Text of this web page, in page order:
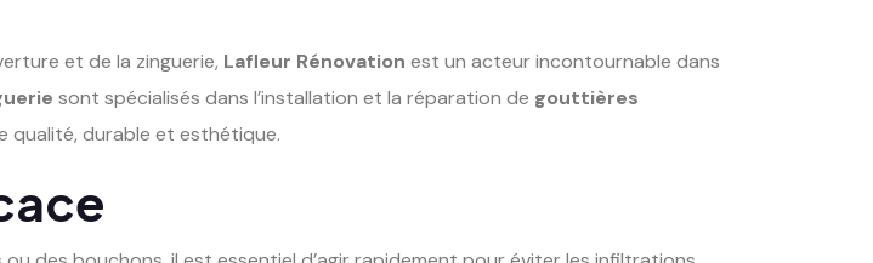
et de la zinguerie, Lafleur Rénovation est un acteur incontournable dans
sont spécialisés dans l’installation et la réparation de gouttières
qualité, durable et esthétique.